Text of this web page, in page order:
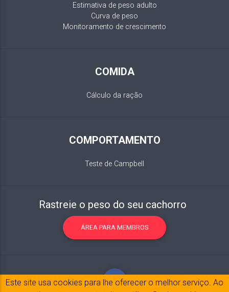
Estimativa de peso adulto
Curva de peso
Monitoramento de crescimento
COMIDA
Cálculo da ração
COMPORTAMENTO
Teste de Campbell
Rastreie o peso do seu cachorro
ÁREA PARA MEMBROS
Este site usa cookies para lhe oferecer o melhor serviço. Ao